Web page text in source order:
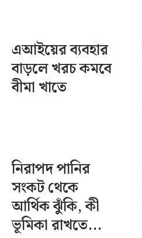
এআইয়ের ব্যবহার
বাড়লে খরচ কমবে
বীমা খাতে
নিরাপদ পানির
সংকট থেকে
আর্থিক ঝুঁকি, কী
ভূমিকা রাখতে...